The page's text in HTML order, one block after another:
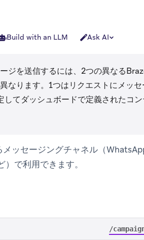
Build with an LLM Ask AI
ジを送信するには、2つの異なる
なります。1つはリクエストにメッ
てダッシュボードで定義されたコ
ッセージングチャネル（
で利用できます。
/